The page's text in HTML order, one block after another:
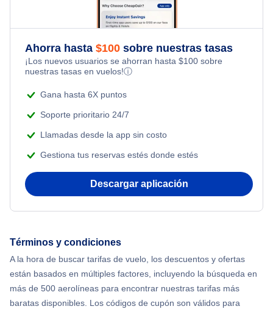
Flights Under $199
Flights from Nueva York to Singapur
Flights from Nueva York to Tel Aviv
Flights from Nueva York to Estanbul
Flights from Nueva York to Mumbai
Flights from Shanghai to Nueva York
Flights from Nueva York to Hong Kong
Adventure Vacations
Ahorra hasta $100 sobre nuestras tasas
¡Los nuevos usuarios se ahorran hasta $100 sobre
nuestras tasas en vuelos!ⓘ
Gana hasta 6X puntos
Soporte prioritario 24/7
Llamadas desde la app sin costo
Gestiona tus reservas estés donde estés
Descargar aplicación
Términos y condiciones
A la hora de buscar tarifas de vuelo, los descuentos y ofertas
están basados en múltiples factores, incluyendo la búsqueda en
más de 500 aerolíneas para encontrar nuestras tarifas más
baratas disponibles. Los códigos de cupón son válidos para